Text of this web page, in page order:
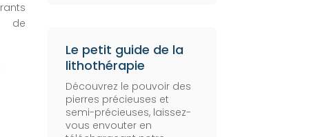
de
Le petit guide de la
lithothérapie
Découvrez le pouvoir des
pierres précieuses et
semi-précieuses, laissez-
vous envouter en